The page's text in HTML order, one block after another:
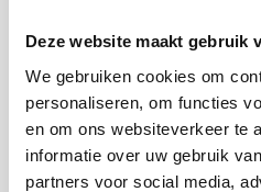
Deze website maakt gebruik
We gebruiken cookies om
personaliseren, om functies
en om ons websiteverkeer te
informatie over uw gebruik
partners voor social media,